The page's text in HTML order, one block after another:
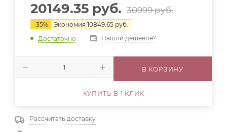
20149.35 руб. 30999руб.
-35% Экономия 10849.65 руб.
Достаточно
Нашли дешевле?
В КОРЗИНУ
КУПИТЬ В 1 КЛИК
Рассчитать доставку